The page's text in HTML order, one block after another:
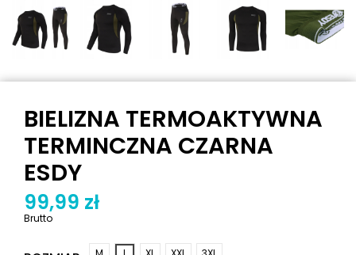
BIELIZNA TERMOAKTYWNA
TERMINCZNA CZARNA
ESDY
99,99 zł
Brutto